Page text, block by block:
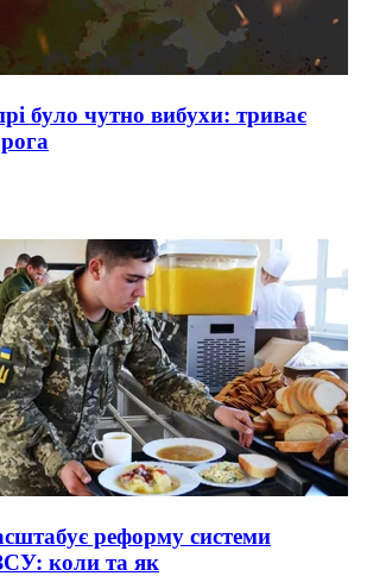
було чутно вибухи: триває
реформу системи
коли та як